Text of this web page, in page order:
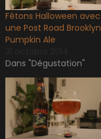
Fêtons Halloween avec
une Post Road Brooklyn
Pumpkin Ale
Dans "Dégustation"